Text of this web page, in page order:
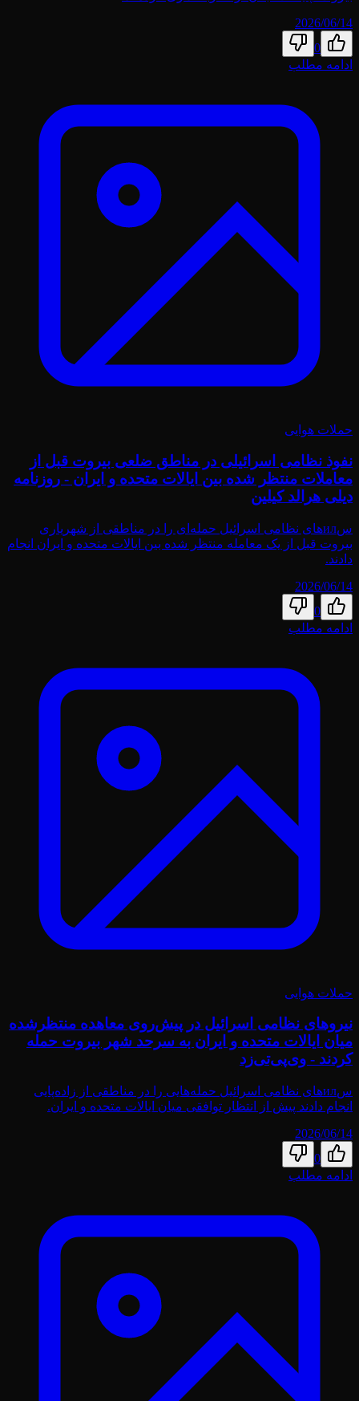
2026/06/14
0
ادامه مطلب
حملات هوایی
نفوذ نظامی اسرائیلی در مناطق ضلعی بیروت قبل از
معاملات منتظر شده بین ایالات متحده و ایران - روزنامه
دیلی هرالد کیلین
سил‌های نظامی اسرائیل حمله‌ای را در مناطقی از شهریاری
بیروت قبل از یک معامله منتظر شده بین ایالات متحده و ایران انجام
دادند.
2026/06/14
0
ادامه مطلب
حملات هوایی
نیروهای نظامی اسرائیل در پیش‌روی معاهده منتظرشده
میان ایالات متحده و ایران به سرحد شهر بیروت حمله
کردند - وی‌پی‌تی‌زد
سил‌های نظامی اسرائیل حمله‌هایی را در مناطقی از زاده‌پایی
انجام دادند پیش از انتظار توافقی میان ایالات متحده و ایران.
2026/06/14
0
ادامه مطلب